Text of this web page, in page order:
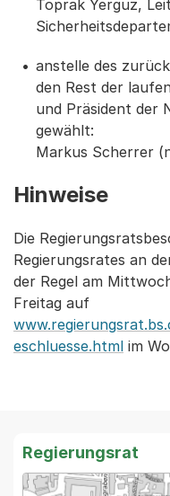
Toprak Yerguz,
anstelle des
den Rest der
und Präsident der
gewählt:
Markus Scherrer
Hinweise
Die
Regierungsrates an
der Regel am
Freitag auf
eschluesse.html im
Regierungsrat